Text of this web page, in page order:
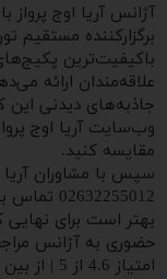
برگزارکننده مستقیم
باکیفیت‌ترین
علاقه‌مندان ارائه
جاذبه‌های دیدنی این
وب‌سایت آریا اوج
مقایسه کنید.
بهتر است برای
حضوری به آژانس
امتیاز 4.6 از 5 | از بین